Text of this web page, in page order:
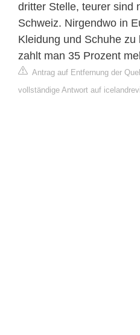
dritter Stelle, teurer sind
Schweiz. Nirgendwo in
Kleidung und Schuhe
zahlt man 35 Prozent
Antrag auf Entfernung der
vollständige Antwort auf